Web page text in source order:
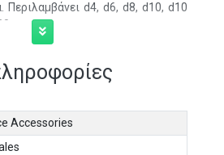
Περιλαμβάνει d4, d6, d8, d10, d10
Accessories